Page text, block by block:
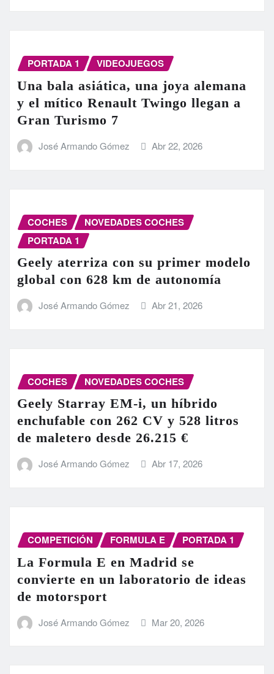
PORTADA 1 VIDEOJUEGOS
Una bala asiática, una joya alemana
y el mítico Renault Twingo llegan a
Gran Turismo 7
José Armando Gómez Abr 22, 2026
COCHES
NOVEDADES COCHES
PORTADA 1
Geely aterriza con su primer modelo
global con 628 km de autonomía
José Armando Gómez Abr 21, 2026
COCHES NOVEDADES COCHES
Geely Starray EM-i, un híbrido
enchufable con 262 CV y 528 litros
de maletero desde 26.215 €
José Armando Gómez Abr 17, 2026
COMPETICIÓN FORMULA E PORTADA 1
La Formula E en Madrid se
convierte en un laboratorio de ideas
de motorsport
José Armando Gómez Mar 20, 2026